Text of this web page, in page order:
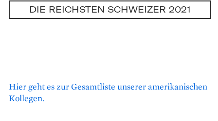
DIE REICHSTEN SCHWEIZER 2021
Hier geht es zur Gesamtliste unserer amerikanischen
Kollegen.